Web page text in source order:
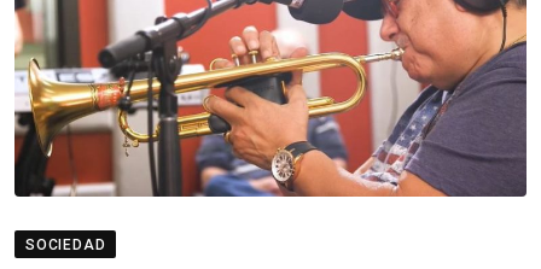
SOCIEDAD